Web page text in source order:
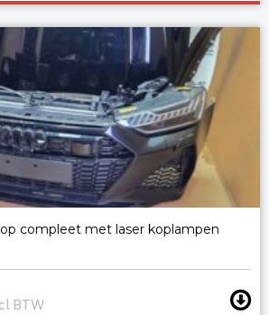
compleet met laser koplampen
BTW